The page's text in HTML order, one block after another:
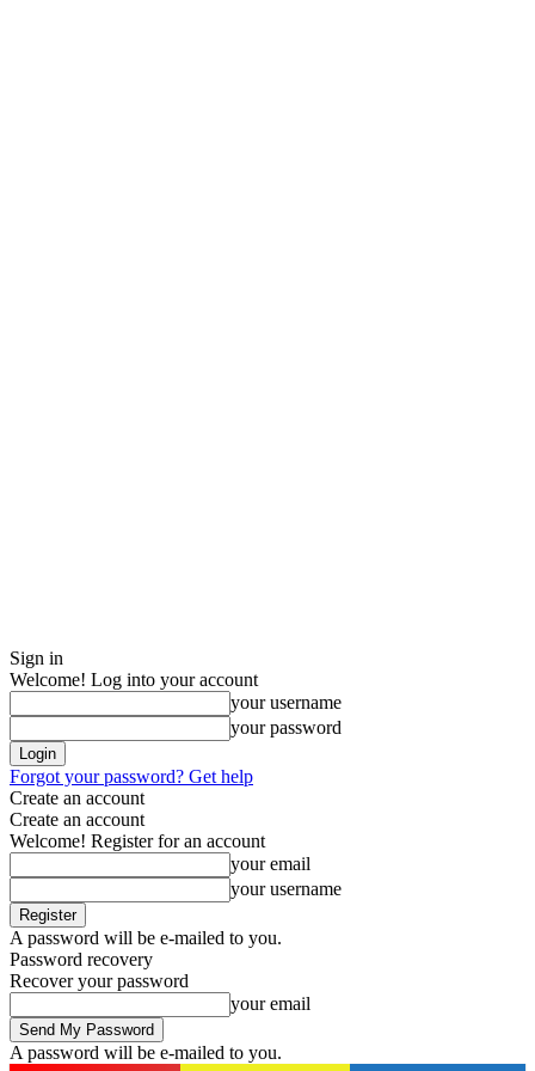
Sign in
Welcome! Log into your account
your username
your password
Forgot your password? Get help
Create an account
Create an account
Welcome! Register for an account
your email
your username
A password will be e-mailed to you.
Password recovery
Recover your password
your email
A password will be e-mailed to you.